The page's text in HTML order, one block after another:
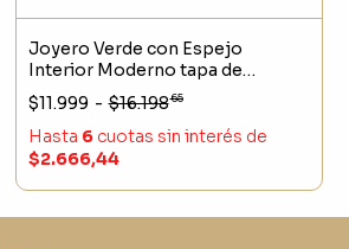
Joyero Verde con Espejo
Interior Moderno tapa de
Bamboo alhajero
$11.999 - $16.19865
Hasta 6cuotas sin interés de
$2.666,44